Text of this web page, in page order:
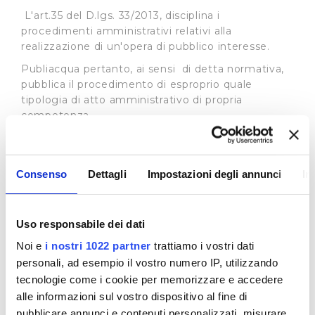
Consenso Dettagli Impostazioni degli annunci
Uso responsabile dei dati
Noi e i nostri 1022 partner trattiamo i vostri dati
personali, ad esempio il vostro numero IP, utilizzando
tecnologie come i cookie per memorizzare e accedere
alle informazioni sul vostro dispositivo al fine di
L'art.35 del D.lgs. 33/2013, disciplina i
procedimenti amministrativi relativi alla
realizzazione di un'opera di pubblico interesse.
Publiacqua pertanto, ai sensi di detta normativa,
pubblica il procedimento di esproprio quale
tipologia di atto amministrativo di propria
competenza.
In base all’art. 22 L.R. 69/2011 l'Autorità Idrica
Toscana può delegare, in tutto o in parte, i propri
poteri espropriativi al gestore del servizio idrico
integrato, nell'ambito della convenzione di
espropriativo. Si rimanda al sito dell’
Toscanaper tutte le informazioni connesse ai
procedimenti in essere.
Procedimenti ad istanza di parte
In merito ai procedimenti di istanza di parte la